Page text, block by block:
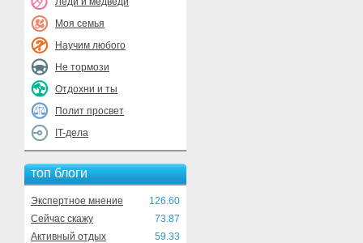
Моя семья
Научим любого
Не тормози
Отдохни и ты
Полит просвет
IT-дела
топ блоги
Экспертное мнение
126.60
Сейчас скажу
73.87
Активный отдых
59.33